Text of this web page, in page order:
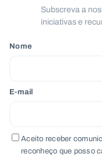
Subscreva a
iniciativas e
Nome
E-mail
Aceito receber
reconheço que posso